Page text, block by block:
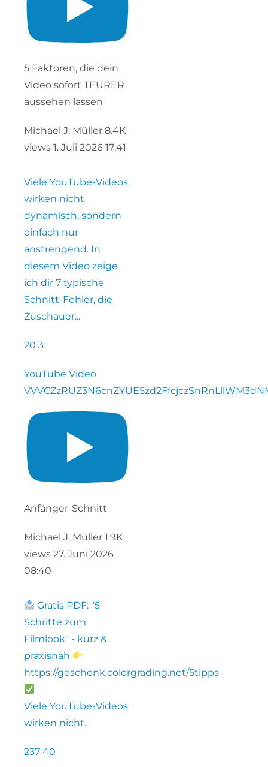
5 Faktoren, die dein
Video sofort TEURER
aussehen lassen
Michael J. Müller 8.4K
views 1. Juli 2026 17:41
Viele YouTube-Videos
wirken nicht
dynamisch, sondern
einfach nur
anstrengend. In
diesem Video zeige
ich dir 7 typische
Schnitt-Fehler, die
Zuschauer...
20 3
YouTube Video
Anfänger-Schnitt
Michael J. Müller 1.9K
views 27. Juni 2026
08:40
Gratis PDF: "5
Schritte zum
Filmlook" - kurz &
praxisnah
https://geschenk.colorgrading.net/5tipps
Viele YouTube-Videos
wirken nicht...
237 40